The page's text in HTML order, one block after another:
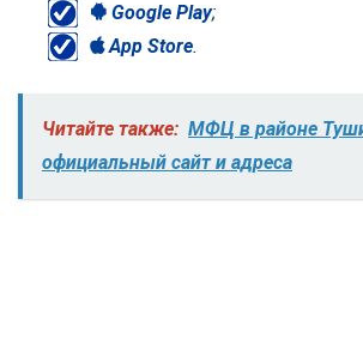
Google Play;
App Store.
Читайте также: МФЦ в районе
официальный сайт и адреса